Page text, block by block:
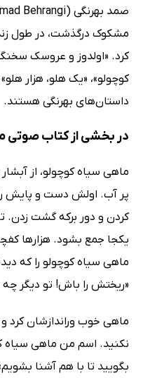
مشکوک درگذشت، در طول
کرد. «اولدوز و عروسک
کوچولو»، ‌«یک هلو، هزار
داستان‌های بهرنگی هستند.
در بخشی از کتاب صوتی
ماهی سیاه کوچولو، از
پر آب. اولش دست و پایش را
کردن و دور برکه گشت زدن.
یکجا جمع بشود. هزارها
ماهی سیاه کوچولو را که
«ریختش را باش! تو دیگر
ماهی خوب وراندازشان
نکنید. اسم من ماهی سیاه
بگویید تا با هم آشنا